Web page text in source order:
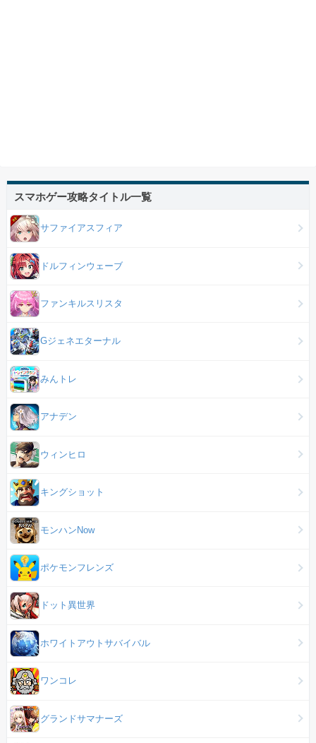
スマホゲー攻略タイトル一覧
サファイアスフィア
ドルフィンウェーブ
ファンキルスリスタ
Gジェネエターナル
みんトレ
アナデン
ウィンヒロ
キングショット
モンハンNow
ポケモンフレンズ
ドット異世界
ホワイトアウトサバイバル
ワンコレ
グランドサマナーズ